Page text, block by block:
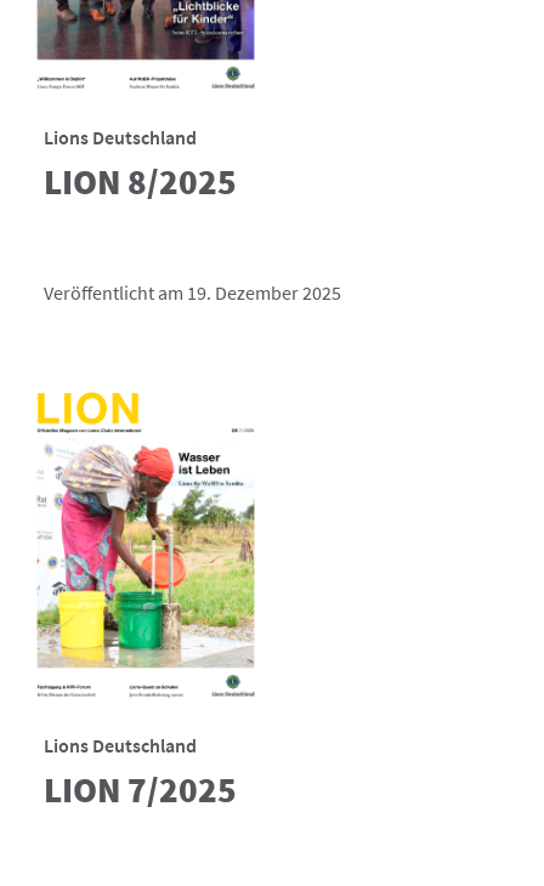
Lions Deutschland
LION 8/2025
Veröffentlicht am 19. Dezember 2025
Lions Deutschland
LION 7/2025